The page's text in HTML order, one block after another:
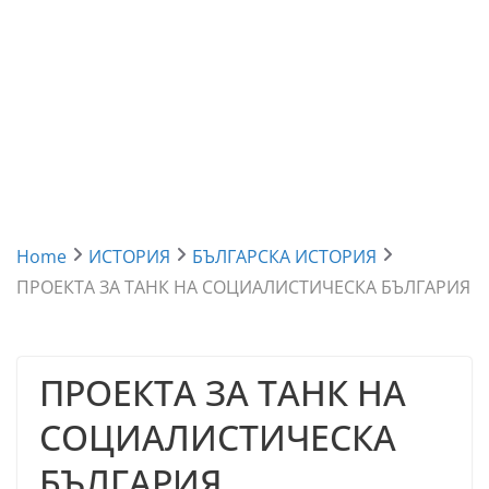
Home ИСТОРИЯ
БЪЛГАРСКА ИСТОРИЯ
ПРОЕКТА ЗА ТАНК НА СОЦИАЛИСТИЧЕСКА БЪЛГАРИЯ
ПРОЕКТА ЗА ТАНК НА
СОЦИАЛИСТИЧЕСКА